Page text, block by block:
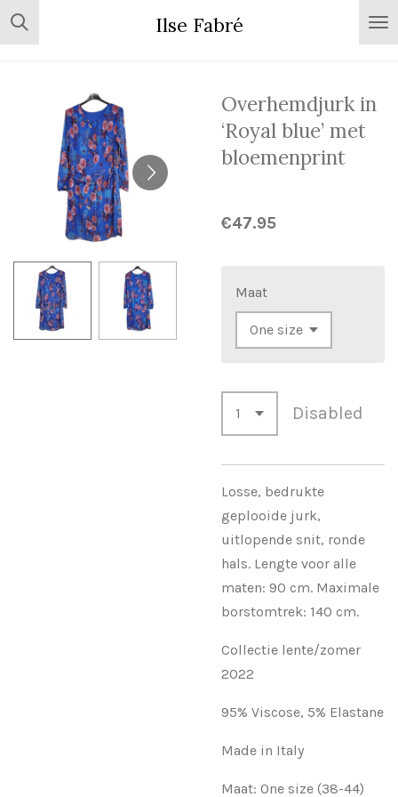
Skip
to
Ilse Fabré
Overhemdjurk in
‘Royal blue’ met
bloemenprint
€47.95
Maat
Disabled
Losse, bedrukte
geplooide jurk,
uitlopende snit, ronde
hals. Lengte voor alle
maten: 90 cm. Maximale
borstomtrek: 140 cm.
Collectie lente/zomer
2022
95% Viscose, 5% Elastane
Made in Italy
Maat: One size (38-44)